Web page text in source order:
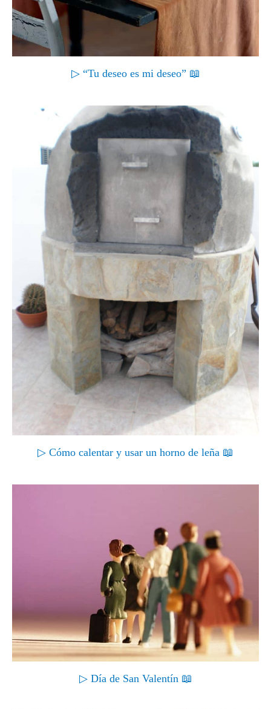
▷ “Tu deseo es mi deseo” 📖
▷ Cómo calentar y usar un horno de leña 📖
▷ Día de San Valentín 📖